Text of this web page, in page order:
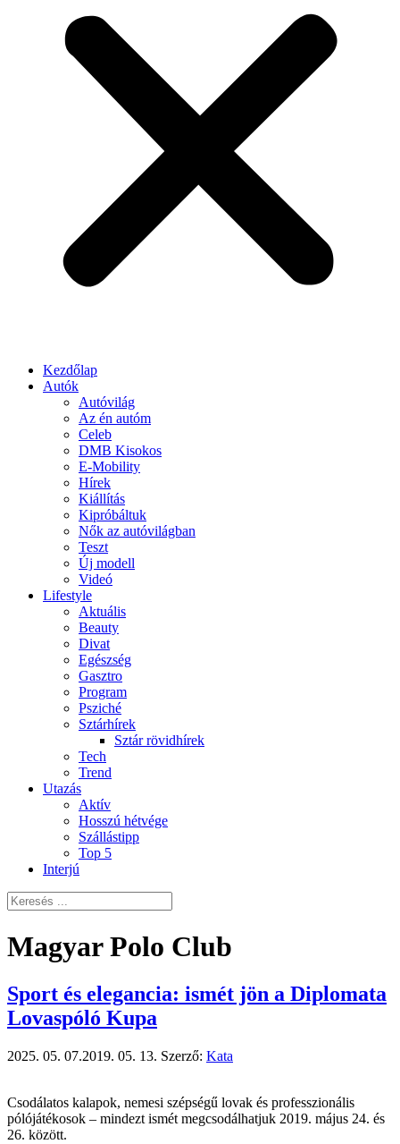
Kezdőlap
Autók
Autóvilág
Az én autóm
Celeb
DMB Kisokos
E-Mobility
Hírek
Kiállítás
Kipróbáltuk
Nők az autóvilágban
Teszt
Új modell
Videó
Lifestyle
Aktuális
Beauty
Divat
Egészség
Gasztro
Program
Psziché
Sztárhírek
Sztár rövidhírek
Tech
Trend
Utazás
Aktív
Hosszú hétvége
Szállástipp
Top 5
Interjú
Magyar Polo Club
Sport és elegancia: ismét jön a Diplomata
Lovaspóló Kupa
2025. 05. 07.2019. 05. 13. Szerző: Kata
Csodálatos kalapok, nemesi szépségű lovak és professzionális
pólójátékosok – mindezt ismét megcsodálhatjuk 2019. május 24. és
26. között.